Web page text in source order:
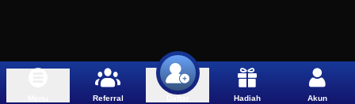
Referral Hadiah Akun